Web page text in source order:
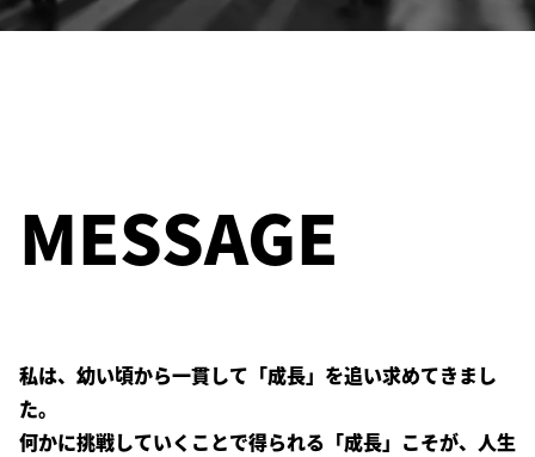
MESSAGE
私は、幼い頃から一貫して「成長」を追い求めてきまし
た。
何かに挑戦していくことで得られる「成長」こそが、人生